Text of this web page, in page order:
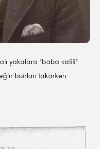
yakalara “baba katili”
bunları takarken